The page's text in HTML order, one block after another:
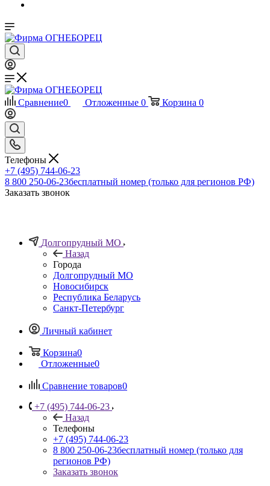
Сравнение0 Отложенные 0 Корзина 0
Телефоны
+7 (495) 744-06-23
8 800 250-06-23бесплатный номер (только для регионов РФ)
Заказать звонок
Долгопрудный МО
Назад
Города
Долгопрудный МО
Новосибирск
Республика Беларусь
Санкт-Петербург
Личный кабинет
Корзина0
Отложенные0
Сравнение товаров0
+7 (495) 744-06-23
Назад
Телефоны
+7 (495) 744-06-23
8 800 250-06-23бесплатный номер (только для
регионов РФ)
Заказать звонок